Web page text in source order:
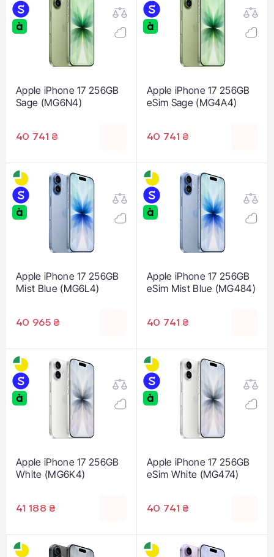
Apple iPhone 17 256GB
Sage (MG6N4)
40 741 ₴
Apple iPhone 17 256GB
eSim Sage (MG4A4)
40 741 ₴
Apple iPhone 17 256GB
Mist Blue (MG6L4)
40 965 ₴
Apple iPhone 17 256GB
eSim Mist Blue (MG484)
40 741 ₴
Apple iPhone 17 256GB
White (MG6K4)
41 188 ₴
Apple iPhone 17 256GB
eSim White (MG474)
40 741 ₴